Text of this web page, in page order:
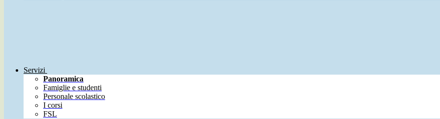
Servizi
Panoramica
Famiglie e studenti
Personale scolastico
I corsi
FSL